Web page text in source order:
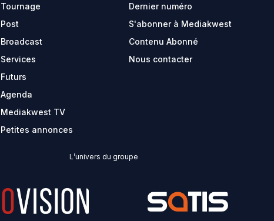
Tournage
Post
Broadcast
Services
Futurs
Agenda
Mediakwest TV
Petites annonces
Dernier numéro
S'abonner à Mediakwest
Contenu Abonné
Nous contacter
L’univers du groupe